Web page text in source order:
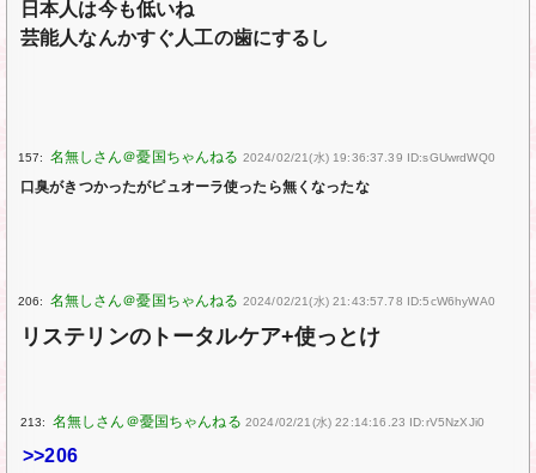
日本人は今も低いね
芸能人なんかすぐ人工の歯にするし
157: 2024/02/21(水) 19:36:37.39 ID:sGUwrdWQ0
口臭がきつかったがピュオーラ使ったら無くなったな
206: 2024/02/21(水) 21:43:57.78 ID:5cW6hyWA0
リステリンのトータルケア+使っとけ
213: 2024/02/21(水) 22:14:16.23 ID:rV5NzXJi0
>>206